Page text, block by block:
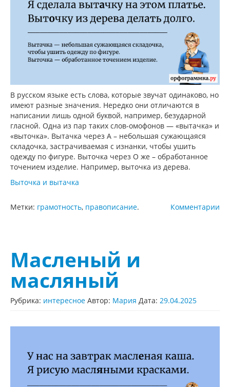
В русском языке есть слова, которые звучат одинаково, но
имеют разные значения. Нередко они отличаются в
написании лишь одной буквой, например, безударной
гласной. Одна из пар таких слов-омофонов — «вытачка» и
«выточка». Вытачка через А – небольшая сужающаяся
складочка, застрачиваемая с изнанки, чтобы ушить
одежду по фигуре. Выточка через О же – обработанное
точением изделие. Например, выточка из дерева.
Выточка и вытачка
Комментарии
Метки: грамотность, правописание.
Масленый и
масляный
Рубрика: интересное Автор: Мария Дата: 29.04.2025